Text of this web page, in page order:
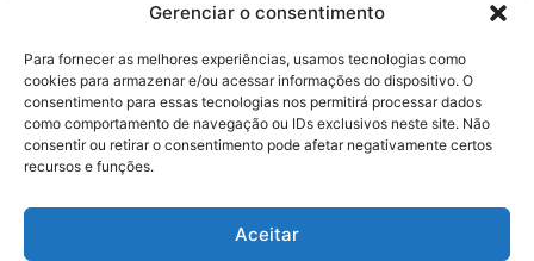
Gerenciar o consentimento
Para fornecer as melhores experiências, usamos tecnologias como
cookies para armazenar e/ou acessar informações do dispositivo. O
consentimento para essas tecnologias nos permitirá processar dados
como comportamento de navegação ou IDs exclusivos neste site. Não
consentir ou retirar o consentimento pode afetar negativamente certos
recursos e funções.
Aceitar
Contato:contatopapogeek@gmail.com
Política de Privacidade